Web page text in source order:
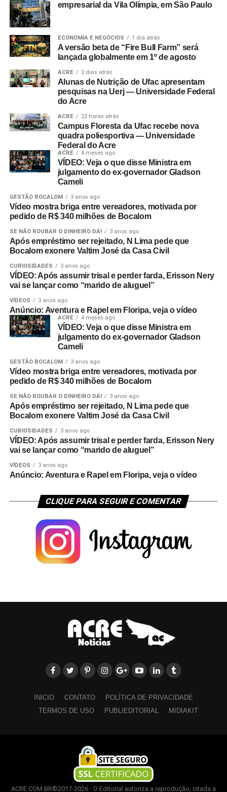
empresarial da Vila Olímpia, em São Paulo
ECONOMIA E NEGÓCIOS 1 dia atrás
A versão beta de “Fire Bull Farm” será
lançada globalmente em 1º de agosto
ACRE 2 dias atrás
Alunas de Nutrição de Ufac apresentam
pesquisas na Uerj — Universidade Federal
do Acre
ACRE 22 horas atrás
Campus Floresta da Ufac recebe nova
quadra poliesportiva — Universidade
Federal do Acre
ACRE 4 meses ago
VÍDEO: Veja o que disse Ministra em
julgamento do ex-governador Gladson
Cameli
GESTÃO BOCALOM 3 anos ago
Vídeo mostra briga entre vereadores, motivada por
pedido de R$ 340 milhões de Bocalom
SE NÃO ROUBAR O DINHEIRO DÁ! 3 anos ago
Após empréstimo ser rejeitado, N Lima pede que
Bocalom exonere Valtim José da Casa Civil
CURIOSIDADES 3 anos ago
VÍDEO: Após assumir trisal e perder farda, Erisson Nery
vai se lançar como “marido de aluguel”
VÍDEOS 3 anos ago
Anúncio: Aventura e Rapel em Floripa, veja o vídeo
ACRE 4 meses ago
VÍDEO: Veja o que disse Ministra em
julgamento do ex-governador Gladson
Cameli
GESTÃO BOCALOM 3 anos ago
Vídeo mostra briga entre vereadores, motivada por
pedido de R$ 340 milhões de Bocalom
SE NÃO ROUBAR O DINHEIRO DÁ! 3 anos ago
Após empréstimo ser rejeitado, N Lima pede que
Bocalom exonere Valtim José da Casa Civil
CURIOSIDADES 3 anos ago
VÍDEO: Após assumir trisal e perder farda, Erisson Nery
vai se lançar como “marido de aluguel”
VÍDEOS 3 anos ago
Anúncio: Aventura e Rapel em Floripa, veja o vídeo
CLIQUE PARA SEGUIR E COMENTAR
INICIO CONTATO
POLÍTICA DE PRIVACIDADE
TERMOS DE USO
PUBLIEDITORIAL MIDIAKIT
ACRE.COM.BR©2017-2026 - O Editorial autoriza a reprodução, citada a